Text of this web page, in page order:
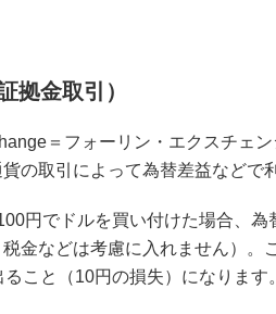
拠金取引）
＝フォーリン・エクスチェ
の取引によって為替差益などで
円でドルを買い付けた場合、
金などは考慮に入れません）
こと（10円の損失）になります。